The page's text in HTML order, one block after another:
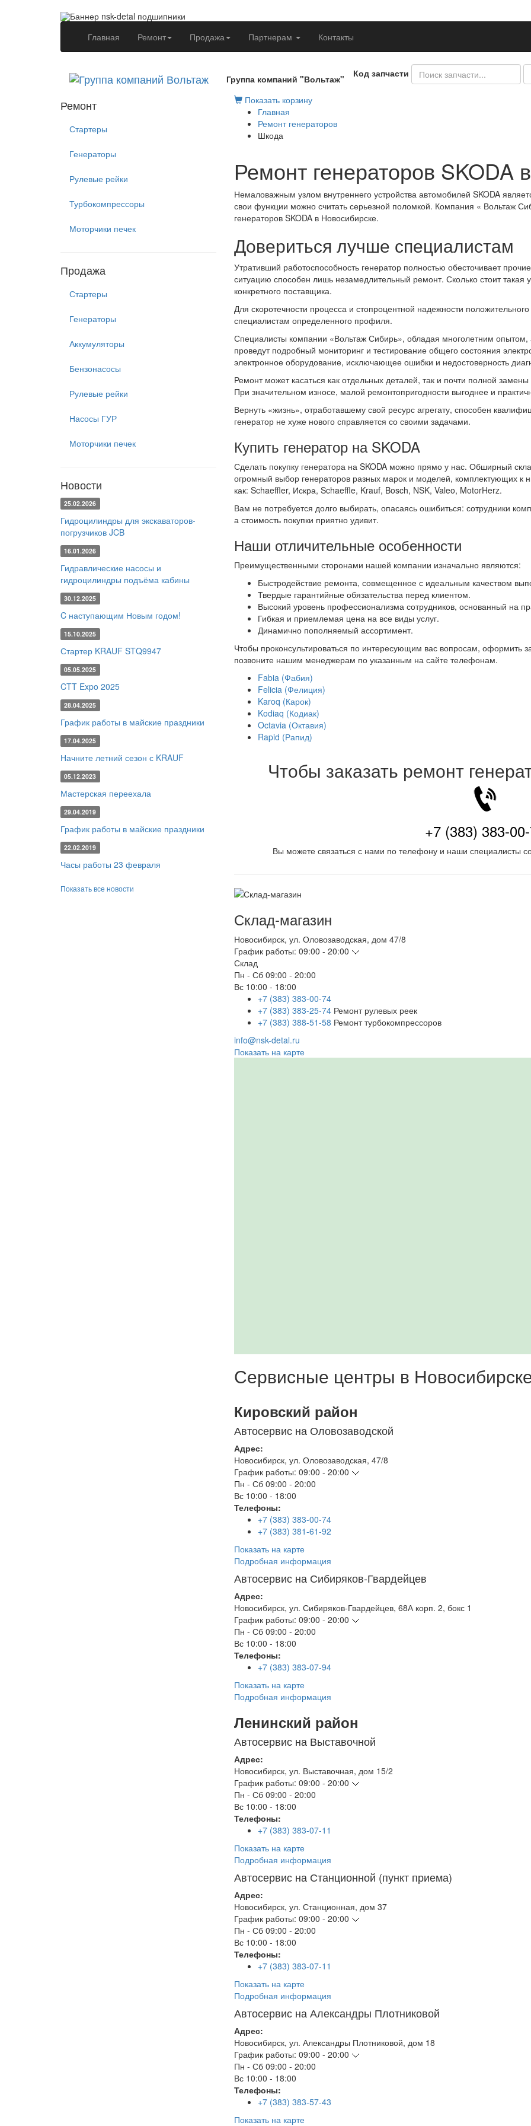
Главная (current)Ремонт Продажа Партнерам Контакты
Группа компаний "Вольтаж"
Код запчасти
Ремонт
Стартеры
Генераторы
Рулевые рейки
Турбокомпрессоры
Моторчики печек
Продажа
Стартеры
Генераторы
Аккумуляторы
Бензонасосы
Рулевые рейки
Насосы ГУР
Моторчики печек
Новости
25.02.2026
Гидроцилиндры для экскаваторов-
погрузчиков JCB
16.01.2026
Гидравлические насосы и
гидроцилиндры подъёма кабины
30.12.2025
C наступающим Новым годом!
15.10.2025
Стартер KRAUF STQ9947
05.05.2025
CTT Expo 2025
28.04.2025
График работы в майские праздники
17.04.2025
Начните летний сезон с KRAUF
05.12.2023
Мастерская переехала
29.04.2019
График работы в майские праздники
22.02.2019
Часы работы 23 февраля
Показать все новости
Показать корзину
Главная
Ремонт генераторов
Шкода
Ремонт генераторов SKODA
Немаловажным узлом внутреннего устройства автомобилей SKODA
свои функции можно считать серьезной поломкой. Компания « Вольтаж
генераторов SKODA в Новосибирске.
Довериться лучше специалистам
Утративший работоспособность генератор полностью обесточивает
ситуацию способен лишь незамедлительный ремонт. Сколько стоит такая
конкретного поставщика.
Для скоротечности процесса и стопроцентной надежности
специалистам определенного профиля.
Специалисты компании «Вольтаж Сибирь», обладая многолетним
проведут подробный мониторинг и тестирование общего состояния
электронное оборудование, исключающее ошибки и недостоверность
Ремонт может касаться как отдельных деталей, так и почти полной
При значительном износе, малой ремонтопригодности выгоднее и
Вернуть «жизнь», отработавшему свой ресурс агрегату, способен
генератор не хуже нового справляется со своими задачами.
Купить генератор на SKODA
Сделать покупку генератора на SKODA можно прямо у нас. Обширный
огромный выбор генераторов разных марок и моделей, комплектующих к
как: Schaeffler, Искра, Schaeffle, Krauf, Bosch, NSK, Valeo, MotorHerz.
Вам не потребуется долго выбирать, опасаясь ошибиться: сотрудники
а стоимость покупки приятно удивит.
Наши отличительные особенности
Преимущественными сторонами нашей компании изначально являются:
Быстродействие ремонта, совмещенное с идеальным качеством
Твердые гарантийные обязательства перед клиентом.
Высокий уровень профессионализма сотрудников, основанный на
Гибкая и приемлемая цена на все виды услуг.
Динамично пополняемый ассортимент.
Чтобы проконсультироваться по интересующим вас вопросам, оформить
позвоните нашим менеджерам по указанным на сайте телефонам.
Fabia (Фабия)
Felicia (Фелиция)
Karoq (Карок)
Kodiaq (Кодиак)
Octavia (Октавия)
Rapid (Рапид)
Чтобы заказать ремонт
+7 (383) 383-
Вы можете связаться с нами по телефону и наши специалисты
Склад-магазин
Новосибирск, ул. Оловозаводская, дом 47/8
График работы: 09:00 - 20:00
Склад
Пн - Сб 09:00 - 20:00
Вс 10:00 - 18:00
+7 (383) 383-00-74
+7 (383) 383-25-74 Ремонт рулевых реек
+7 (383) 388-51-58 Ремонт турбокомпрессоров
info@nsk-detal.ru
Показать на карте
Сервисные центры в
Кировский район
Автосервис на Оловозаводской
Адрес:
Новосибирск, ул. Оловозаводская, 47/8
График работы: 09:00 - 20:00
Пн - Сб 09:00 - 20:00
Вс 10:00 - 18:00
Телефоны:
+7 (383) 383-00-74
+7 (383) 381-61-92
Показать на карте
Подробная информация
Автосервис на Сибиряков-Гвардейцев
Адрес:
Новосибирск, ул. Сибиряков-Гвардейцев, 68А корп. 2, бокс 1
График работы: 09:00 - 20:00
Пн - Сб 09:00 - 20:00
Вс 10:00 - 18:00
Телефоны:
+7 (383) 383-07-94
Показать на карте
Подробная информация
Ленинский район
Автосервис на Выставочной
Адрес:
Новосибирск, ул. Выставочная, дом 15/2
График работы: 09:00 - 20:00
Пн - Сб 09:00 - 20:00
Вс 10:00 - 18:00
Телефоны:
+7 (383) 383-07-11
Показать на карте
Подробная информация
Автосервис на Станционной (пункт приема)
Адрес:
Новосибирск, ул. Станционная, дом 37
График работы: 09:00 - 20:00
Пн - Сб 09:00 - 20:00
Вс 10:00 - 18:00
Телефоны:
+7 (383) 383-07-11
Показать на карте
Подробная информация
Автосервис на Александры Плотниковой
Адрес:
Новосибирск, ул. Александры Плотниковой, дом 18
График работы: 09:00 - 20:00
Пн - Сб 09:00 - 20:00
Вс 10:00 - 18:00
Телефоны:
+7 (383) 383-57-43
Показать на карте